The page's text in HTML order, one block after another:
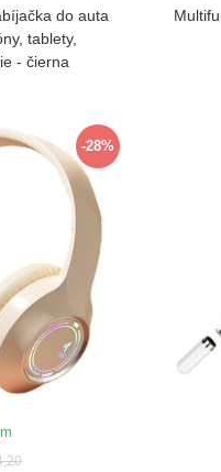
do auta
tablety,
- čierna
-28%